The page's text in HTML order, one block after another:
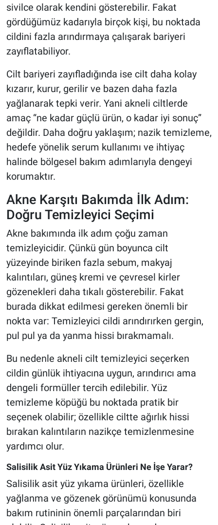
sivilce olarak kendini gösterebilir. Fakat
gördüğümüz kadarıyla birçok kişi, bu noktada
cildini fazla arındırmaya çalışarak bariyeri
zayıflatabiliyor.
Cilt bariyeri zayıfladığında ise cilt daha kolay
kızarır, kurur, gerilir ve bazen daha fazla
yağlanarak tepki verir. Yani akneli ciltlerde
amaç “ne kadar güçlü ürün, o kadar iyi sonuç”
değildir. Daha doğru yaklaşım; nazik temizleme,
hedefe yönelik serum kullanımı ve ihtiyaç
halinde bölgesel bakım adımlarıyla dengeyi
korumaktır.
Akne Karşıtı Bakımda İlk Adım:
Doğru Temizleyici Seçimi
Akne bakımında ilk adım çoğu zaman
temizleyicidir. Çünkü gün boyunca cilt
yüzeyinde biriken fazla sebum, makyaj
kalıntıları, güneş kremi ve çevresel kirler
gözenekleri daha tıkalı gösterebilir. Fakat
burada dikkat edilmesi gereken önemli bir
nokta var: Temizleyici cildi arındırırken gergin,
pul pul ya da yanma hissi bırakmamalı.
Bu nedenle akneli cilt temizleyici seçerken
cildin günlük ihtiyacına uygun, arındırıcı ama
dengeli formüller tercih edilebilir. Yüz
temizleme köpüğü bu noktada pratik bir
seçenek olabilir; özellikle ciltte ağırlık hissi
bırakan kalıntıların nazikçe temizlenmesine
yardımcı olur.
Salisilik Asit Yüz Yıkama Ürünleri Ne İşe Yarar?
Salisilik asit yüz yıkama ürünleri, özellikle
yağlanma ve gözenek görünümü konusunda
bakım rutininin önemli parçalarından biri